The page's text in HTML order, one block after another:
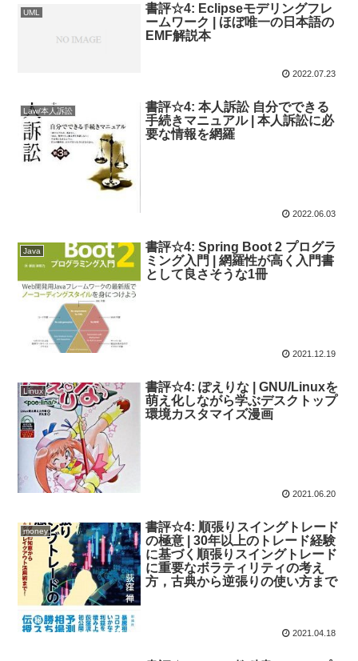
UML
書評☆4: Eclipseモデリングフレ
ームワーク | ほぼ唯一の日本語の
EMF解説本
2022.07.23
Law/本人訴訟
書評☆4: 本人訴訟 自分でできる
手続きマニュアル | 本人訴訟に必
要な情報を網羅
2022.06.03
Java
書評☆4: Spring Boot 2 プログラ
ミング入門 | 網羅性が高く入門書
として良さそうな1冊
2021.12.19
Linux
書評☆4: ぽえりな | GNU/Linuxを
萌え化しながら学ぶデスクトップ
環境カスタマイズ漫画
2021.06.20
money
書評☆4: 順張りスイングトレード
の極意 | 30年以上のトレード経験
に基づく順張りスイングトレード
に重要なボラティリティの考え
方，古典から逆張りの使い方まで
2021.04.18